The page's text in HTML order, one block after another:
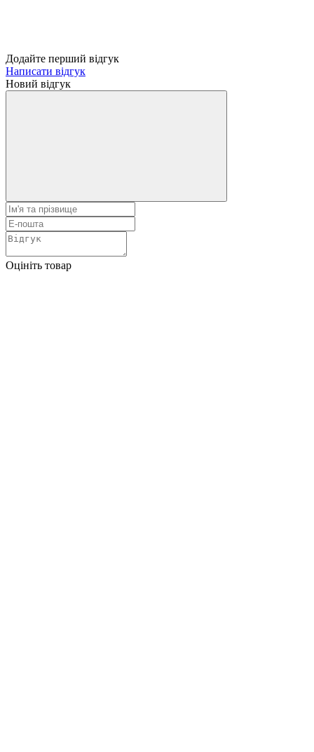
Додайте перший відгук
Написати відгук
Новий відгук
Оцініть товар